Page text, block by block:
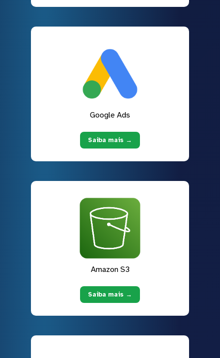
Google Ads
Saiba mais →
Amazon S3
Saiba mais →